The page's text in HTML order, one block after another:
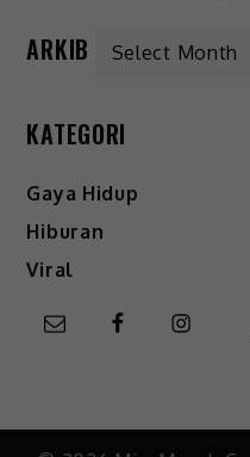
ARKIB
KATEGORI
Gaya Hidup
Hiburan
Viral